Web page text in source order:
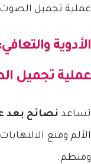
الأدوية
عملية تجميل
تساعد نصائح بعد
الألم ومنع
ومنظم.